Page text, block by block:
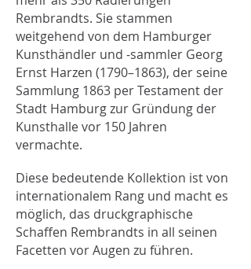
Rembrandts. Sie stammen
weitgehend von dem Hamburger
Kunsthändler und -sammler Georg
Ernst Harzen (1790–1863), der seine
Sammlung 1863 per Testament der
Stadt Hamburg zur Gründung der
Kunsthalle vor 150 Jahren
vermachte.
Diese bedeutende Kollektion ist von
internationalem Rang und macht es
möglich, das druckgraphische
Schaffen Rembrandts in all seinen
Facetten vor Augen zu führen.